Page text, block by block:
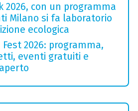
2026, con un programma
Milano si fa laboratorio
ecologica
2026: programma,
eventi gratuiti e